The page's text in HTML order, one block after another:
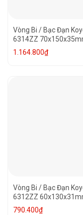
Vòng Bi / Bạc Đạn
6314ZZ
1.164.800₫
Vòng Bi / Bạc Đạn
6312ZZ
790.400₫